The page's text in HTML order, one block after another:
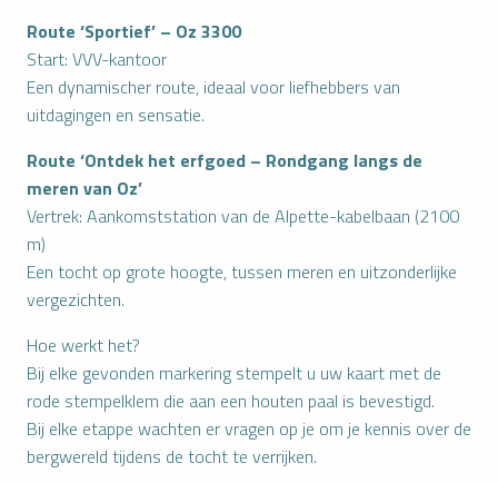
Route ‘Sportief’ – Oz 3300
Start: VVV-kantoor
Een dynamischer route, ideaal voor liefhebbers van
uitdagingen en sensatie.
Route ‘Ontdek het erfgoed – Rondgang langs de
meren van Oz’
Vertrek: Aankomststation van de Alpette-kabelbaan (2100
m)
Een tocht op grote hoogte, tussen meren en uitzonderlijke
vergezichten.
Hoe werkt het?
Bij elke gevonden markering stempelt u uw kaart met de
rode stempelklem die aan een houten paal is bevestigd.
Bij elke etappe wachten er vragen op je om je kennis over de
bergwereld tijdens de tocht te verrijken.